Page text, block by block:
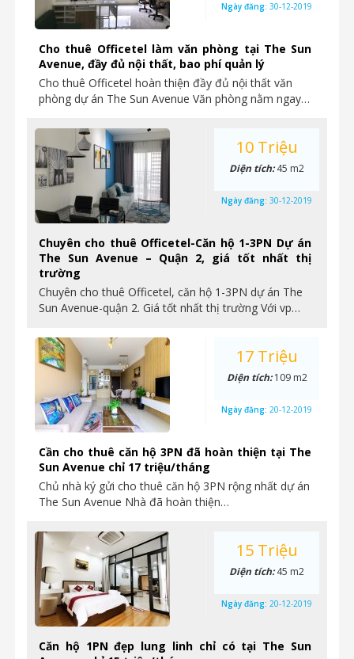
Cho thuê Officetel làm văn phòng tại The Sun
Avenue, đầy đủ nội thất, bao phí quản lý
Cho thuê Officetel hoàn thiện đầy đủ nội thất văn
phòng dự án The Sun Avenue Văn phòng nằm ngay…
Ngày đăng: 30-12-2019
Chuyên cho thuê Officetel-Căn hộ 1-3PN Dự án
The Sun Avenue – Quận 2, giá tốt nhất thị
trường
Chuyên cho thuê Officetel, căn hộ 1-3PN dự án The
Sun Avenue-quận 2. Giá tốt nhất thị trường Với vp…
10 Triệu
Diện tích:45 m2
Ngày đăng: 30-12-2019
Cần cho thuê căn hộ 3PN đã hoàn thiện tại The
Sun Avenue chỉ 17 triệu/tháng
Chủ nhà ký gửi cho thuê căn hộ 3PN rộng nhất dự án
The Sun Avenue Nhà đã hoàn thiện…
17 Triệu
Diện tích:109 m2
Ngày đăng: 20-12-2019
Căn hộ 1PN đẹp lung linh chỉ có tại The Sun
15 Triệu
Diện tích:45 m2
Ngày đăng: 20-12-2019